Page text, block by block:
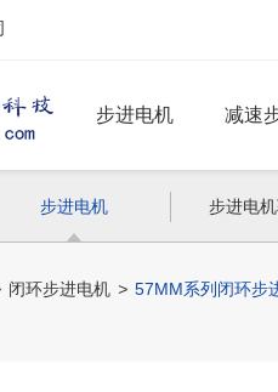
步进电机
相步进电机
相步进电机
减速
偏心齿轮减速步
行星减速步进电
步进电机 步进电
闭环步进电机 > 57MM系列闭环步